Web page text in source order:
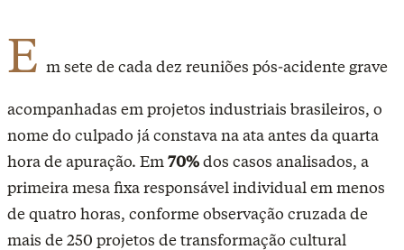
E m sete de cada dez reuniões pós-acidente grave
acompanhadas em projetos industriais brasileiros, o
nome do culpado já constava na ata antes da quarta
hora de apuração. Em 70%dos casos analisados, a
primeira mesa fixa responsável individual em menos
de quatro horas, conforme observação cruzada de
mais de 250 projetos de transformação cultural